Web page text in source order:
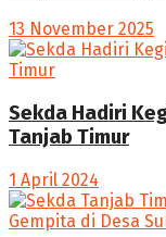
13 November 2025
Sekda Hadiri
Tanjab Timur
1 April 2024